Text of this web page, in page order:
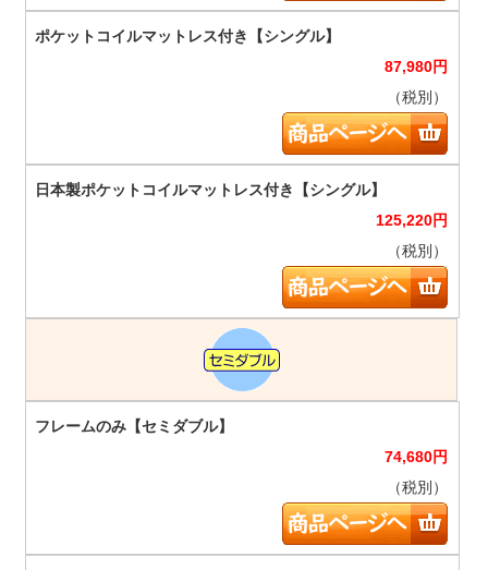
87,980円
（税別）
125,220円
（税別）
74,680円
（税別）